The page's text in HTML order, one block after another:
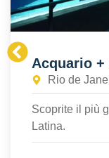
Acquario +
Rio de
Scoprite il più
Latina.